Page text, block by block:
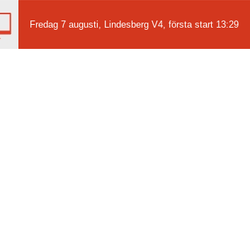
Fredag 7 augusti, Lindesberg V4, första start 13:29